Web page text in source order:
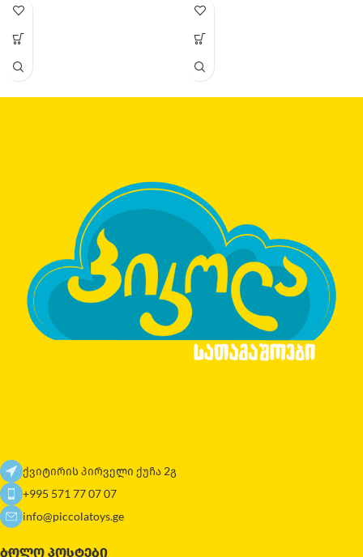
ქვიტირის პირველი ქუჩა 2გ
+995 571 77 07 07
info@piccolatoys.ge
ᲑᲝᲚᲝ ᲞᲝᲡᲢᲔᲑᲘ